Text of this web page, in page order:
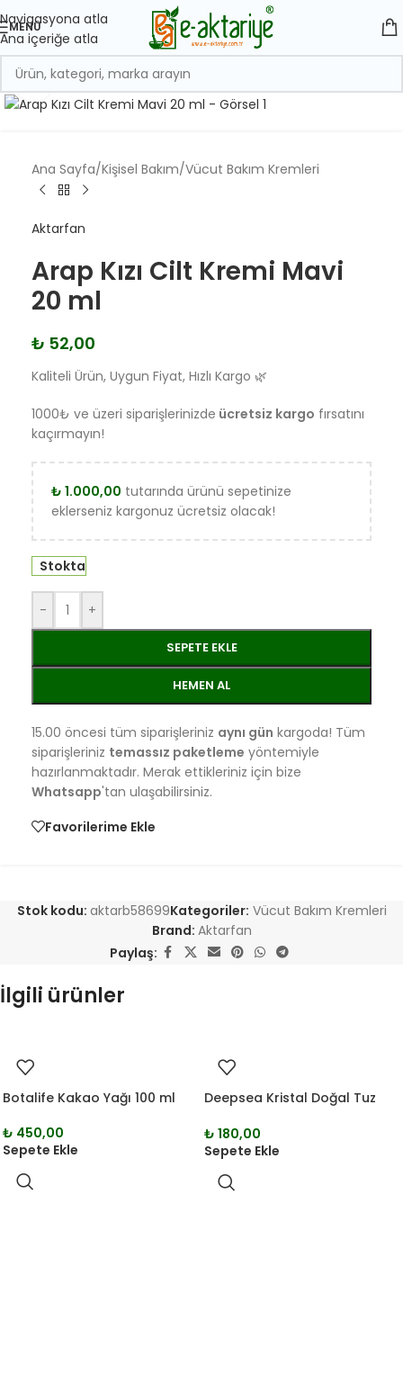
Navigasyona atla
Ana içeriğe atla
MENÜ
Büyük Boy Görüntüle
Ana Sayfa/Kişisel Bakım/Vücut Bakım Kremleri
Aktarfan
Arap Kızı Cilt Kremi Mavi
20 ml
₺ 52,00
Kaliteli Ürün, Uygun Fiyat, Hızlı Kargo 🌿
1000₺ ve üzeri siparişlerinizde ücretsiz kargo fırsatını
kaçırmayın!
₺ 1.000,00 tutarında ürünü sepetinize
eklerseniz kargonuz ücretsiz olacak!
Stokta
- +
SEPETE EKLE
HEMEN AL
15.00 öncesi tüm siparişleriniz aynı gün kargoda! Tüm
siparişleriniz temassız paketleme yöntemiyle
hazırlanmaktadır. Merak ettikleriniz için bize
Whatsapp'tan ulaşabilirsiniz.
Favorilerime Ekle
Stok kodu: aktarb58699Kategoriler: Vücut Bakım Kremleri
Brand: Aktarfan
Paylaş:
İlgili ürünler
Botalife Kakao Yağı 100 ml
₺ 450,00
Sepete Ekle
Deepsea Kristal Doğal Tuz
60 gr
₺ 180,00
Sepete Ekle